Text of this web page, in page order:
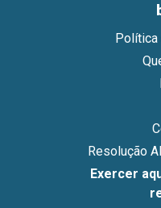
Política
Resolução
Exercer